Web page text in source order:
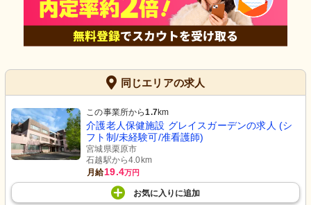
同じエリアの求人
この事業所から1.7km
介護老人保健施設 グレイスガーデンの求人 (シ
フト制/未経験可/准看護師)
宮城県栗原市
石越駅から4.0km
月給19.4万円
お気に入り に追加